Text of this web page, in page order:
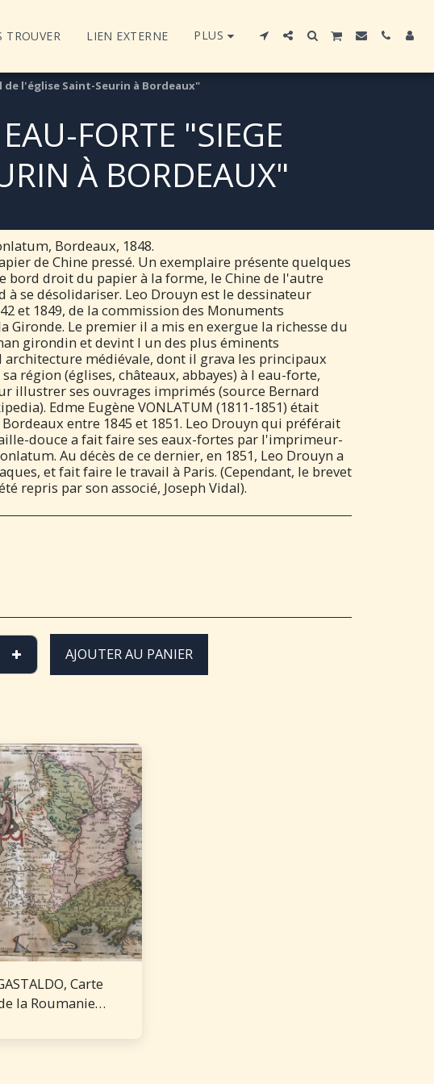
TROUVER LIEN EXTERNE PLUS
de l'église Saint-Seurin à Bordeaux"
FORTE "SIEGE
À BORDEAUX"
Bordeaux, 1848.
de Chine pressé. Un exemplaire présente quelques
bord droit du papier à la forme, le Chine de l'autre
à se désolidariser. Leo Drouyn est le dessinateur
et 1849, de la commission des Monuments
Gironde. Le premier il a mis en exergue la richesse du
girondin et devint l un des plus éminents
architecture médiévale, dont il grava les principaux
région (églises, châteaux, abbayes) à l eau-forte,
illustrer ses ouvrages imprimés (source Bernard
Edme Eugène VONLATUM (1811-1851) était
entre 1845 et 1851. Leo Drouyn qui préférait
douce a fait faire ses eaux-fortes par l'imprimeur-
Au décès de ce dernier, en 1851, Leo Drouyn a
et fait faire le travail à Paris. (Cependant, le brevet
repris par son associé, Joseph Vidal).
AJOUTER AU PANIER
Carte
la Roumanie